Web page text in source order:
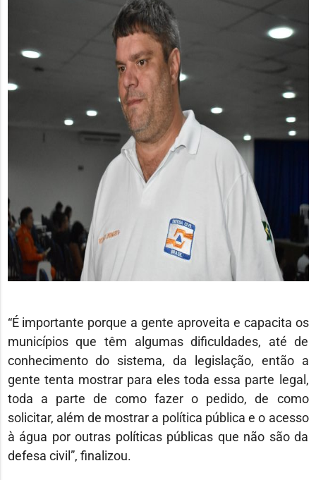
“É importante porque a gente aproveita e capacita os
municípios que têm algumas dificuldades, até de
conhecimento do sistema, da legislação, então a
gente tenta mostrar para eles toda essa parte legal,
toda a parte de como fazer o pedido, de como
solicitar, além de mostrar a política pública e o acesso
à água por outras políticas públicas que não são da
defesa civil”, finalizou.